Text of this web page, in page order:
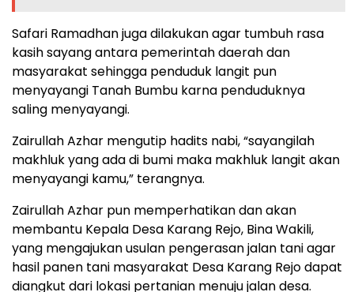
Safari Ramadhan juga dilakukan agar tumbuh rasa
kasih sayang antara pemerintah daerah dan
masyarakat sehingga penduduk langit pun
menyayangi Tanah Bumbu karna penduduknya
saling menyayangi.
Zairullah Azhar mengutip hadits nabi, “sayangilah
makhluk yang ada di bumi maka makhluk langit akan
menyayangi kamu,” terangnya.
Zairullah Azhar pun memperhatikan dan akan
membantu Kepala Desa Karang Rejo, Bina Wakili,
yang mengajukan usulan pengerasan jalan tani agar
hasil panen tani masyarakat Desa Karang Rejo dapat
diangkut dari lokasi pertanian menuju jalan desa.